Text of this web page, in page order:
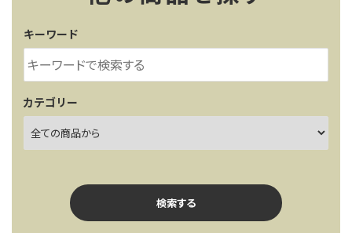
キーワード
カテゴリー
検索する